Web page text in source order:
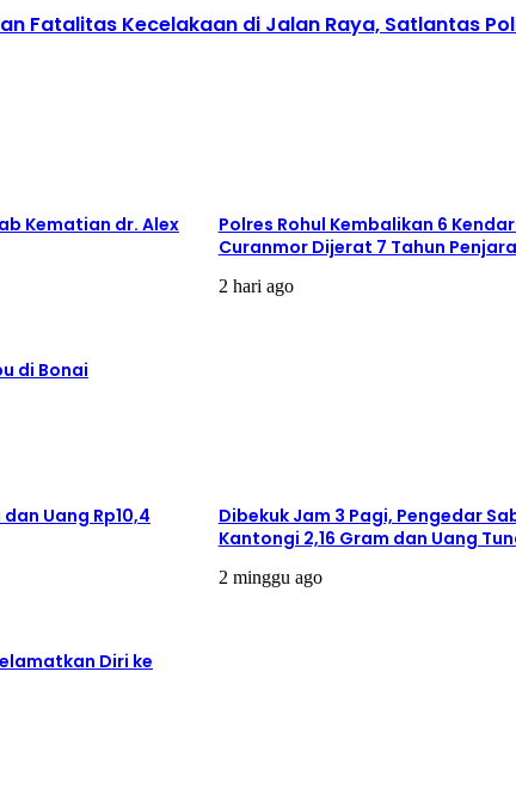
Fatalitas Kecelakaan di Jalan Raya, Satlantas
Kematian dr. Alex
Polres Rohul Kembalikan 6
Curanmor Dijerat 7 Tahun Penjara
2 hari ago
di Bonai
Uang Rp10,4
Dibekuk Jam 3 Pagi, Pengedar
Kantongi 2,16 Gram dan Uang
2 minggu ago
Diri ke